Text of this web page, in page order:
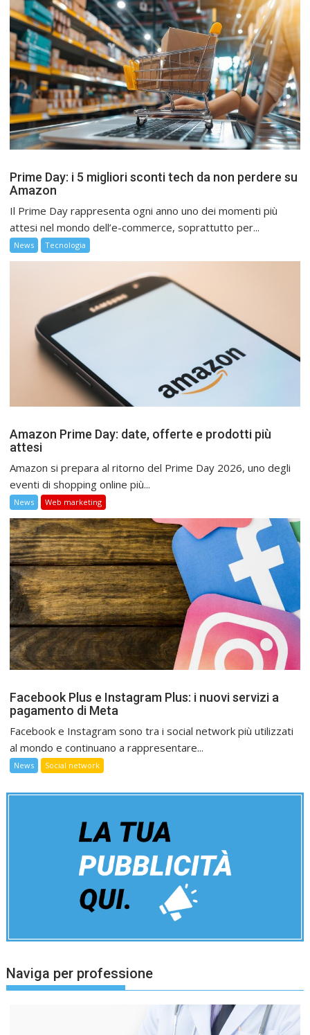
Prime Day: i 5 migliori sconti tech da non perdere su
Amazon
Il Prime Day rappresenta ogni anno uno dei momenti più
attesi nel mondo dell’e-commerce, soprattutto per...
News Tecnologia
Amazon Prime Day: date, offerte e prodotti più
attesi
Amazon si prepara al ritorno del Prime Day 2026, uno degli
eventi di shopping online più...
News Web marketing
Facebook Plus e Instagram Plus: i nuovi servizi a
pagamento di Meta
Facebook e Instagram sono tra i social network più utilizzati
al mondo e continuano a rappresentare...
News Social network
Naviga per professione